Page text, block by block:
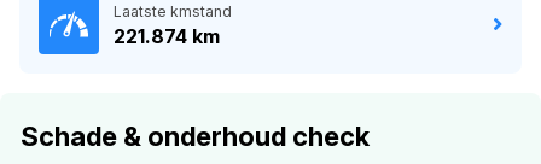
Laatste kmstand
221.874 km
Schade & onderhoud check